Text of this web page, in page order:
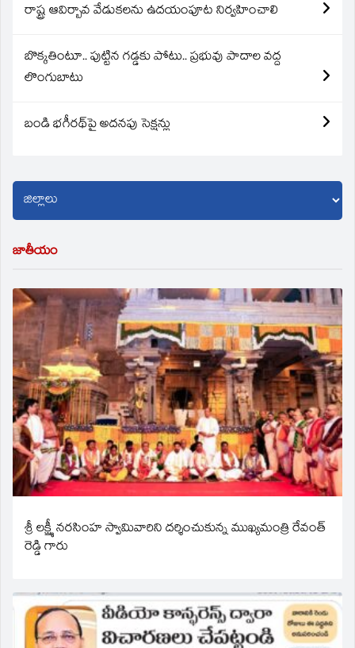
రాష్ట్ర ఆవిర్బావ వేడుకలను ఉదయంపూట నిర్వహించాలి
బొక్కతింటూ.. పుట్టిన గడ్డకు పోటు.. ప్రభువు పాదాల వద్ద
లొంగుబాటు
బండి భగీరథ్‌పై అదనపు సెక్షన్లు
జాతీయం
శ్రీ లక్ష్మీ నరసింహ స్వామివారిని దర్శించుకున్న ముఖ్యమంత్రి రేవంత్
రెడ్డి గారు